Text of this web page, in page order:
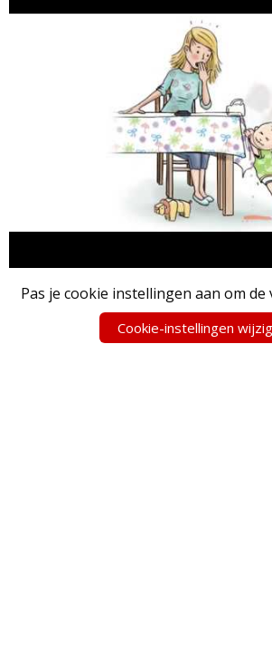
Pas je cookie instellingen aan om
Cookie-instellingen